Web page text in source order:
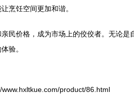
烹饪空间更加和谐。
民价格，成为市场上的佼佼者。无论
验。
product/86.html